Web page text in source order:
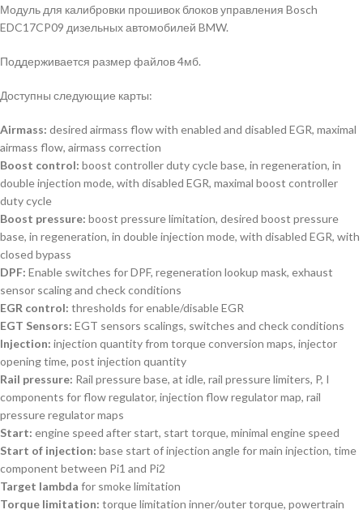
Модуль для калибровки прошивок блоков управления Bosch
EDC17CP09 дизельных автомобилей BMW.
Поддерживается размер файлов 4мб.
Доступны следующие карты:
Airmass: desired airmass flow with enabled and disabled EGR, maximal
airmass flow, airmass correction
Boost control: boost controller duty cycle base, in regeneration, in
double injection mode, with disabled EGR, maximal boost controller
duty cycle
Boost pressure: boost pressure limitation, desired boost pressure
base, in regeneration, in double injection mode, with disabled EGR, with
closed bypass
DPF: Enable switches for DPF, regeneration lookup mask, exhaust
sensor scaling and check conditions
EGR control: thresholds for enable/disable EGR
EGT Sensors: EGT sensors scalings, switches and check conditions
Injection: injection quantity from torque conversion maps, injector
opening time, post injection quantity
Rail pressure: Rail pressure base, at idle, rail pressure limiters, P, I
components for flow regulator, injection flow regulator map, rail
pressure regulator maps
Start: engine speed after start, start torque, minimal engine speed
Start of injection: base start of injection angle for main injection, time
component between Pi1 and Pi2
Target lambda for smoke limitation
Torque limitation: torque limitation inner/outer torque, powertrain